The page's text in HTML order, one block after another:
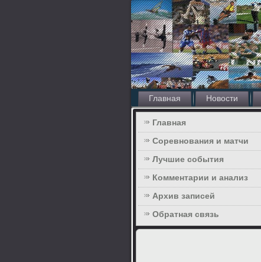
Главная Новости
Главная
Соревнования и матчи
Лучшие события
Комментарии и анализ
Архив записей
Обратная связь